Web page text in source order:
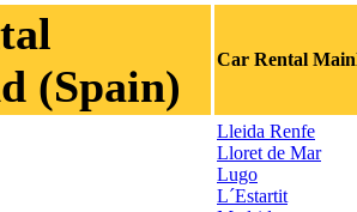
(Spain)
Car Rental
Lleida Renfe
Lloret de Mar
Lugo
L´Estartit